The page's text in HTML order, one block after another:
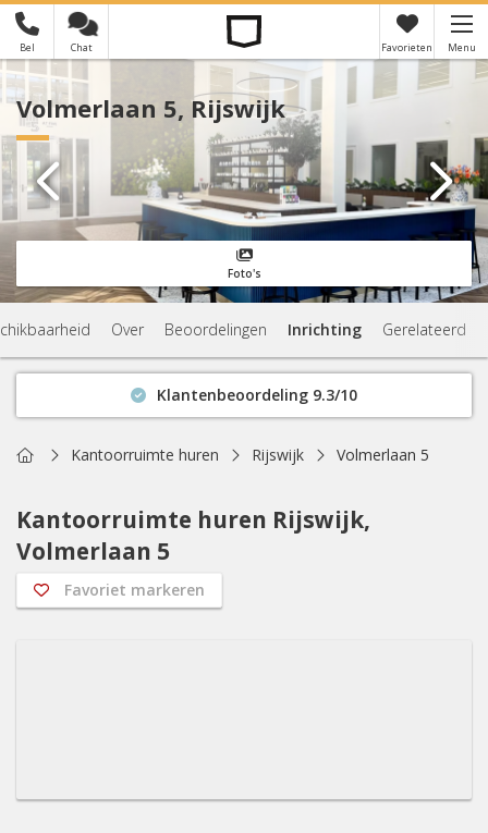
Bel Chat Favorieten Menu
Je hebt nog geen favorieten
Volmerlaan 5, Rijswijk
Foto's
Over Beoordelingen Inrichting Gerelateerd
Klantenbeoordeling 9.3/10
Actuele beschikbaarheid
HomeKantoorruimte huren Rijswijk Volmerlaan 5
Kantoorruimte huren Rijswijk,
Volmerlaan 5
Favoriet markeren